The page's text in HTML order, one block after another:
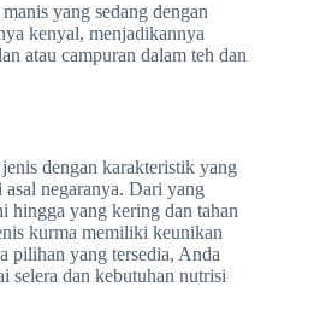
yang sedang dengan
kenyal, menjadikannya
atau campuran dalam teh dan
dengan karakteristik yang
asal negaranya. Dari yang
hingga yang kering dan tahan
kurma memiliki keunikan
pilihan yang tersedia, Anda
selera dan kebutuhan nutrisi